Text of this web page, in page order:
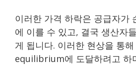
이러한 가격 하락은 공급자가
에 이를 수 있고, 결국 생산자
게 됩니다. 이러한 현상을 통
equilibrium에 도달하려고 하